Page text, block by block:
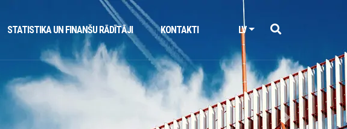
STATISTIKA UN FINANŠU RĀDĪTĀJI KONTAKTI LV
Next